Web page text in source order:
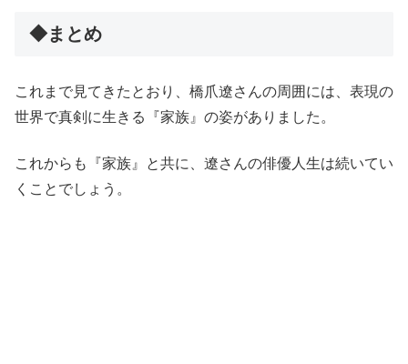
◆まとめ
これまで見てきたとおり、橋爪遼さんの周囲には、表現の
世界で真剣に生きる『家族』の姿がありました。
これからも『家族』と共に、遼さんの俳優人生は続いてい
くことでしょう。